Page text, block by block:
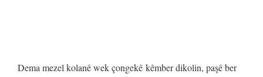
Dema mezel kolanê wek çongekê kêmber dikolin, paşê ber